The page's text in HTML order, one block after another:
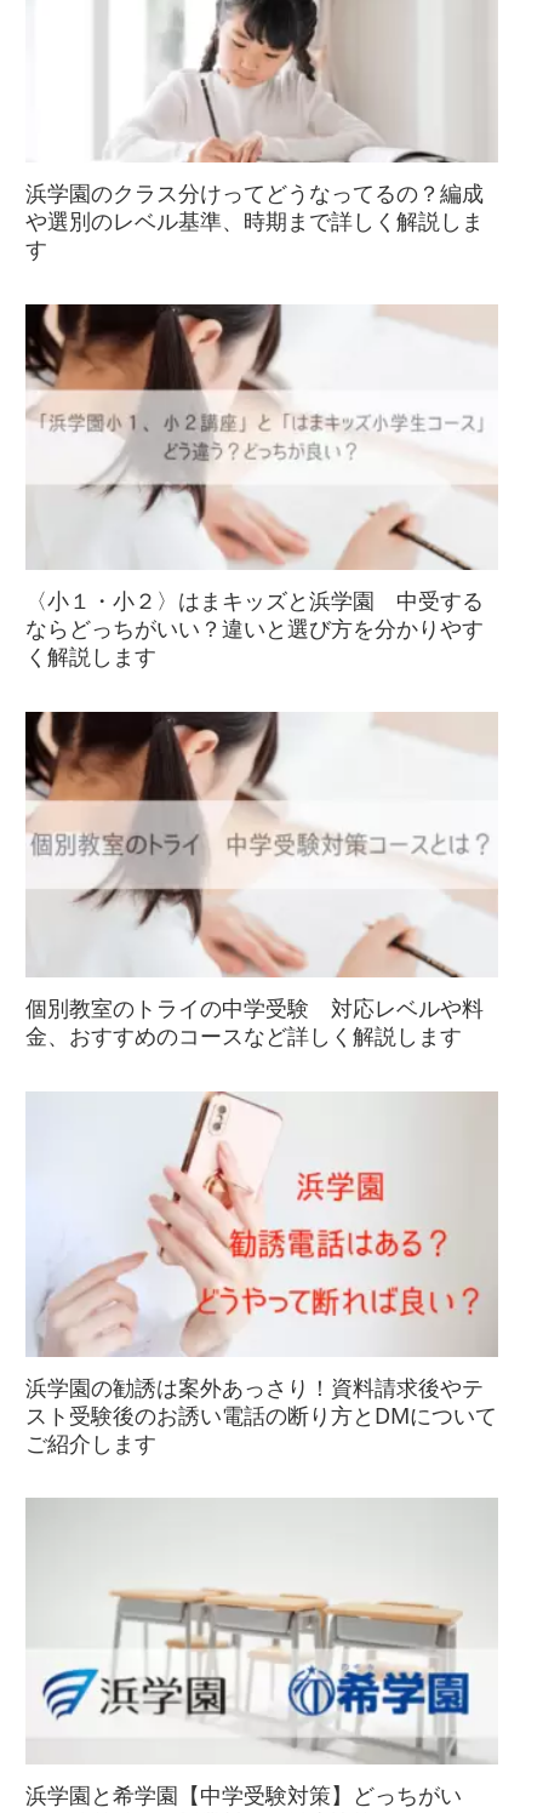
浜学園のクラス分けってどうなってるの？編成
や選別のレベル基準、時期まで詳しく解説しま
す
〈小１・小２〉はまキッズと浜学園 中受する
ならどっちがいい？違いと選び方を分かりやす
く解説します
個別教室のトライの中学受験 対応レベルや料
金、おすすめのコースなど詳しく解説します
浜学園の勧誘は案外あっさり！資料請求後やテ
スト受験後のお誘い電話の断り方とDMについて
ご紹介します
浜学園と希学園【中学受験対策】どっちがい